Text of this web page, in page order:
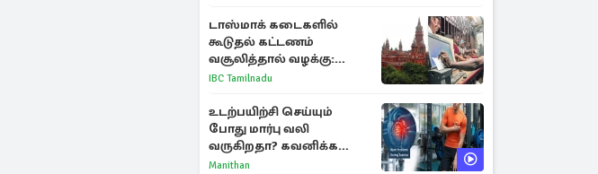
டாஸ்மாக் கடைகளில்
கூடுதல் கட்டணம்
வசூலித்தால் வழக்கு:
சென்னை உயர்நீதிமன்றம்
IBC Tamilnadu
உடற்பயிற்சி செய்யும்
போது மார்பு வலி
வருகிறதா? கவனிக்க
வேண்டிய எச்சரிக்கை
Manithan